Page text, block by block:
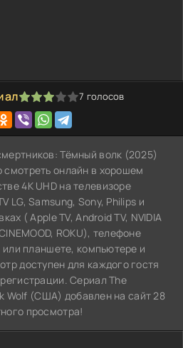
7 голосов
Тёмный волк (2025)
смотреть онлайн в хорошем
4K UHD на телевизоре
LG, Samsung, Sony, Philips и
( Apple TV, Android TV, NVIDIA
ROKU), телефоне
или планшете, компьютере и
доступен для каждого гостя
Сериал The
Wolf (США) добавлен на сайт 28
просмотра!